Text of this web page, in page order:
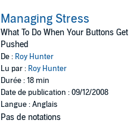
Managing Stress
What To Do When Your Buttons Get
Pushed
De : Roy Hunter
Lu par : Roy Hunter
Durée : 18 min
Date de publication : 09/12/2008
Langue : Anglais
Pas de notations